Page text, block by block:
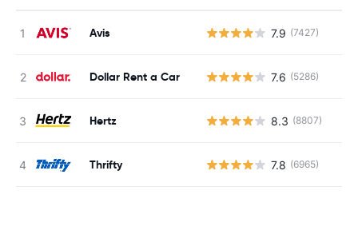
Avis 7.9 (7427)
Dollar Rent a Car 7.6 (5286)
Hertz 8.3 (8807)
Thrifty 7.8 (6965)